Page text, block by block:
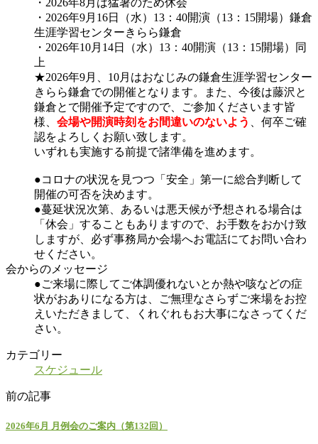
・2026年9月16日（水）13：40開演（13：15開場）鎌倉
生涯学習センターきらら鎌倉
・2026年10月14日（水）13：40開演（13：15開場）同
上
★2026年9月、10月はおなじみの鎌倉生涯学習センター
きらら鎌倉での開催となります。
また、今後は藤沢と
鎌倉とで開催予定ですので、ご参加くださいます皆
様、 会場や開演時刻をお間違いのないよう
、何卒ご確
認をよろしくお願い致します。
いずれも実施する前提で諸準備を進めます。
●コロナの状況を見つつ「安全」第一に総合判断して
開催の可否を決めます。
●蔓延状況次第、あるいは悪天候が予想される場合は
「休会」することもありますので、お手数をおかけ致
しますが、必ず事務局か会場へお電話にてお問い合わ
せください。
会からのメッセージ
●ご来場に際してご体調優れないとか熱や咳などの症
状がおありになる方は、ご無理なさらずご来場をお控
えいただきまして、くれぐれもお大事になさってくだ
さい。
カテゴリー
スケジュール
前の記事
2026年6月 月例会のご案内（第132回）